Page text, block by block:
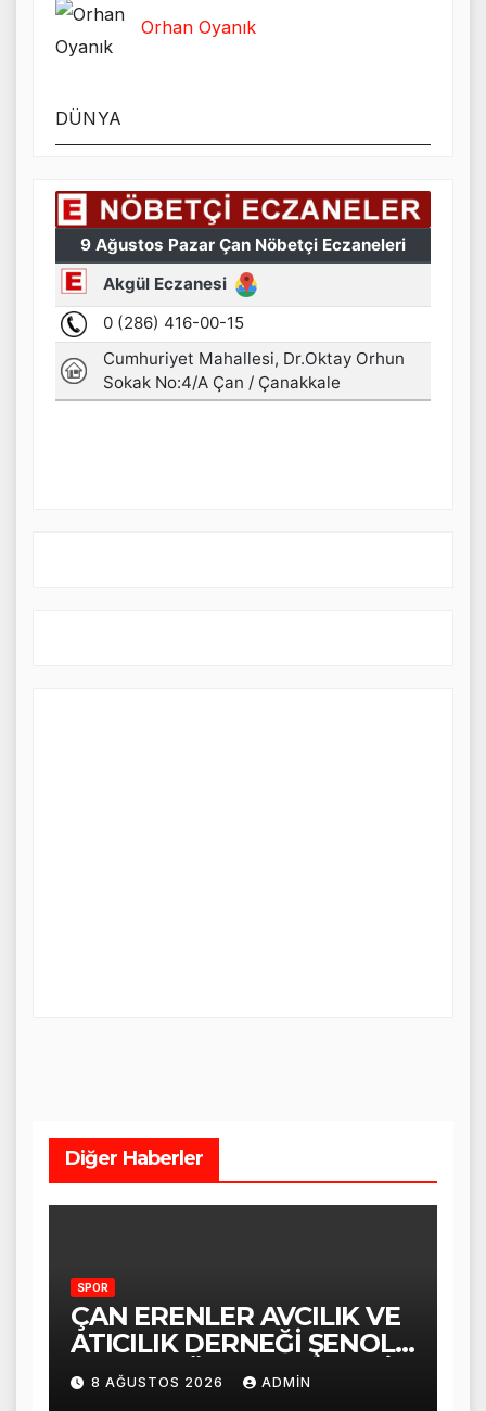
Orhan Oyanık
DÜNYA
Diğer Haberler
SPOR
ÇAN ERENLER AVCILIK VE
ATICILIK DERNEĞİ ŞENOL
TABAK GÜVEN TAZELEDİ
VE TEŞEKKÜR ETTİ
8 AĞUSTOS 2026 ADMIN